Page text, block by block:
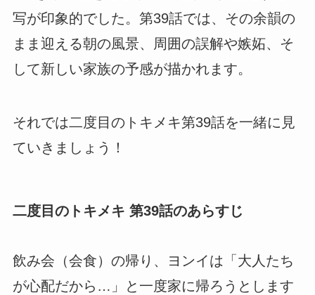
写が印象的でした。第39話では、その余韻の
まま迎える朝の風景、周囲の誤解や嫉妬、そ
して新しい家族の予感が描かれます。
それでは二度目のトキメキ第39話を一緒に見
ていきましょう！
二度目のトキメキ 第39話のあらすじ
飲み会（会食）の帰り、ヨンイは「大人たち
が心配だから…」と一度家に帰ろうとします